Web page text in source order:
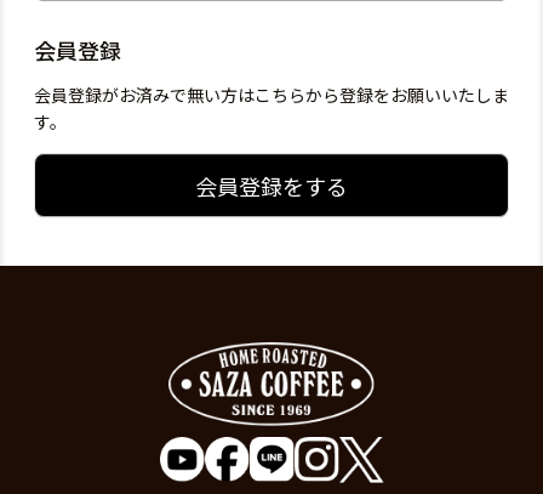
会員登録
会員登録がお済みで無い方はこちらから登録をお願いいたしま
す。
会員登録をする